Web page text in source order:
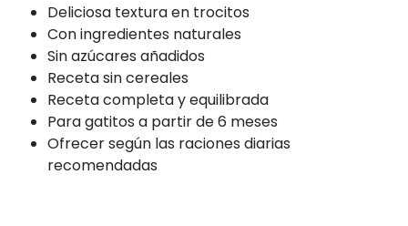
Deliciosa textura en trocitos
Con ingredientes naturales
Sin azúcares añadidos
Receta sin cereales
Receta completa y equilibrada
Para gatitos a partir de 6 meses
Ofrecer según las raciones diarias
recomendadas